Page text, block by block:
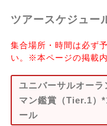
ツアースケジュー
集合場所・時間は必ず
い。※本ページの掲載
ユニバーサルオー
マン鑑賞（Tier.1）
ール